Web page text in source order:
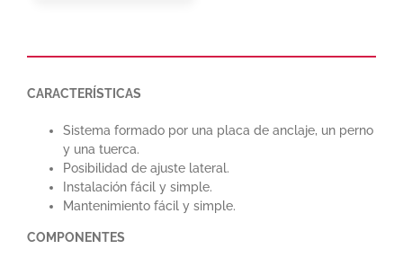
CARACTERÍSTICAS
Sistema formado por una placa de anclaje, un perno
y una tuerca.
Posibilidad de ajuste lateral.
Instalación fácil y simple.
Mantenimiento fácil y simple.
COMPONENTES